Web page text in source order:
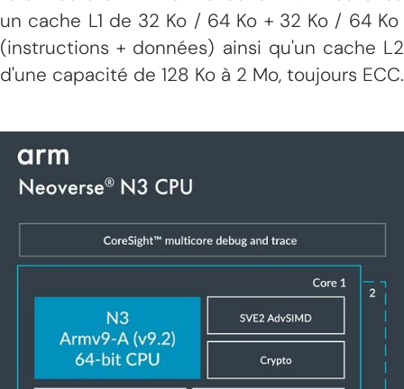
un cache L1 de 32 Ko / 64 Ko + 32 Ko / 64 Ko
(instructions + données) ainsi qu'un cache L2
d'une capacité de 128 Ko à 2 Mo, toujours ECC.